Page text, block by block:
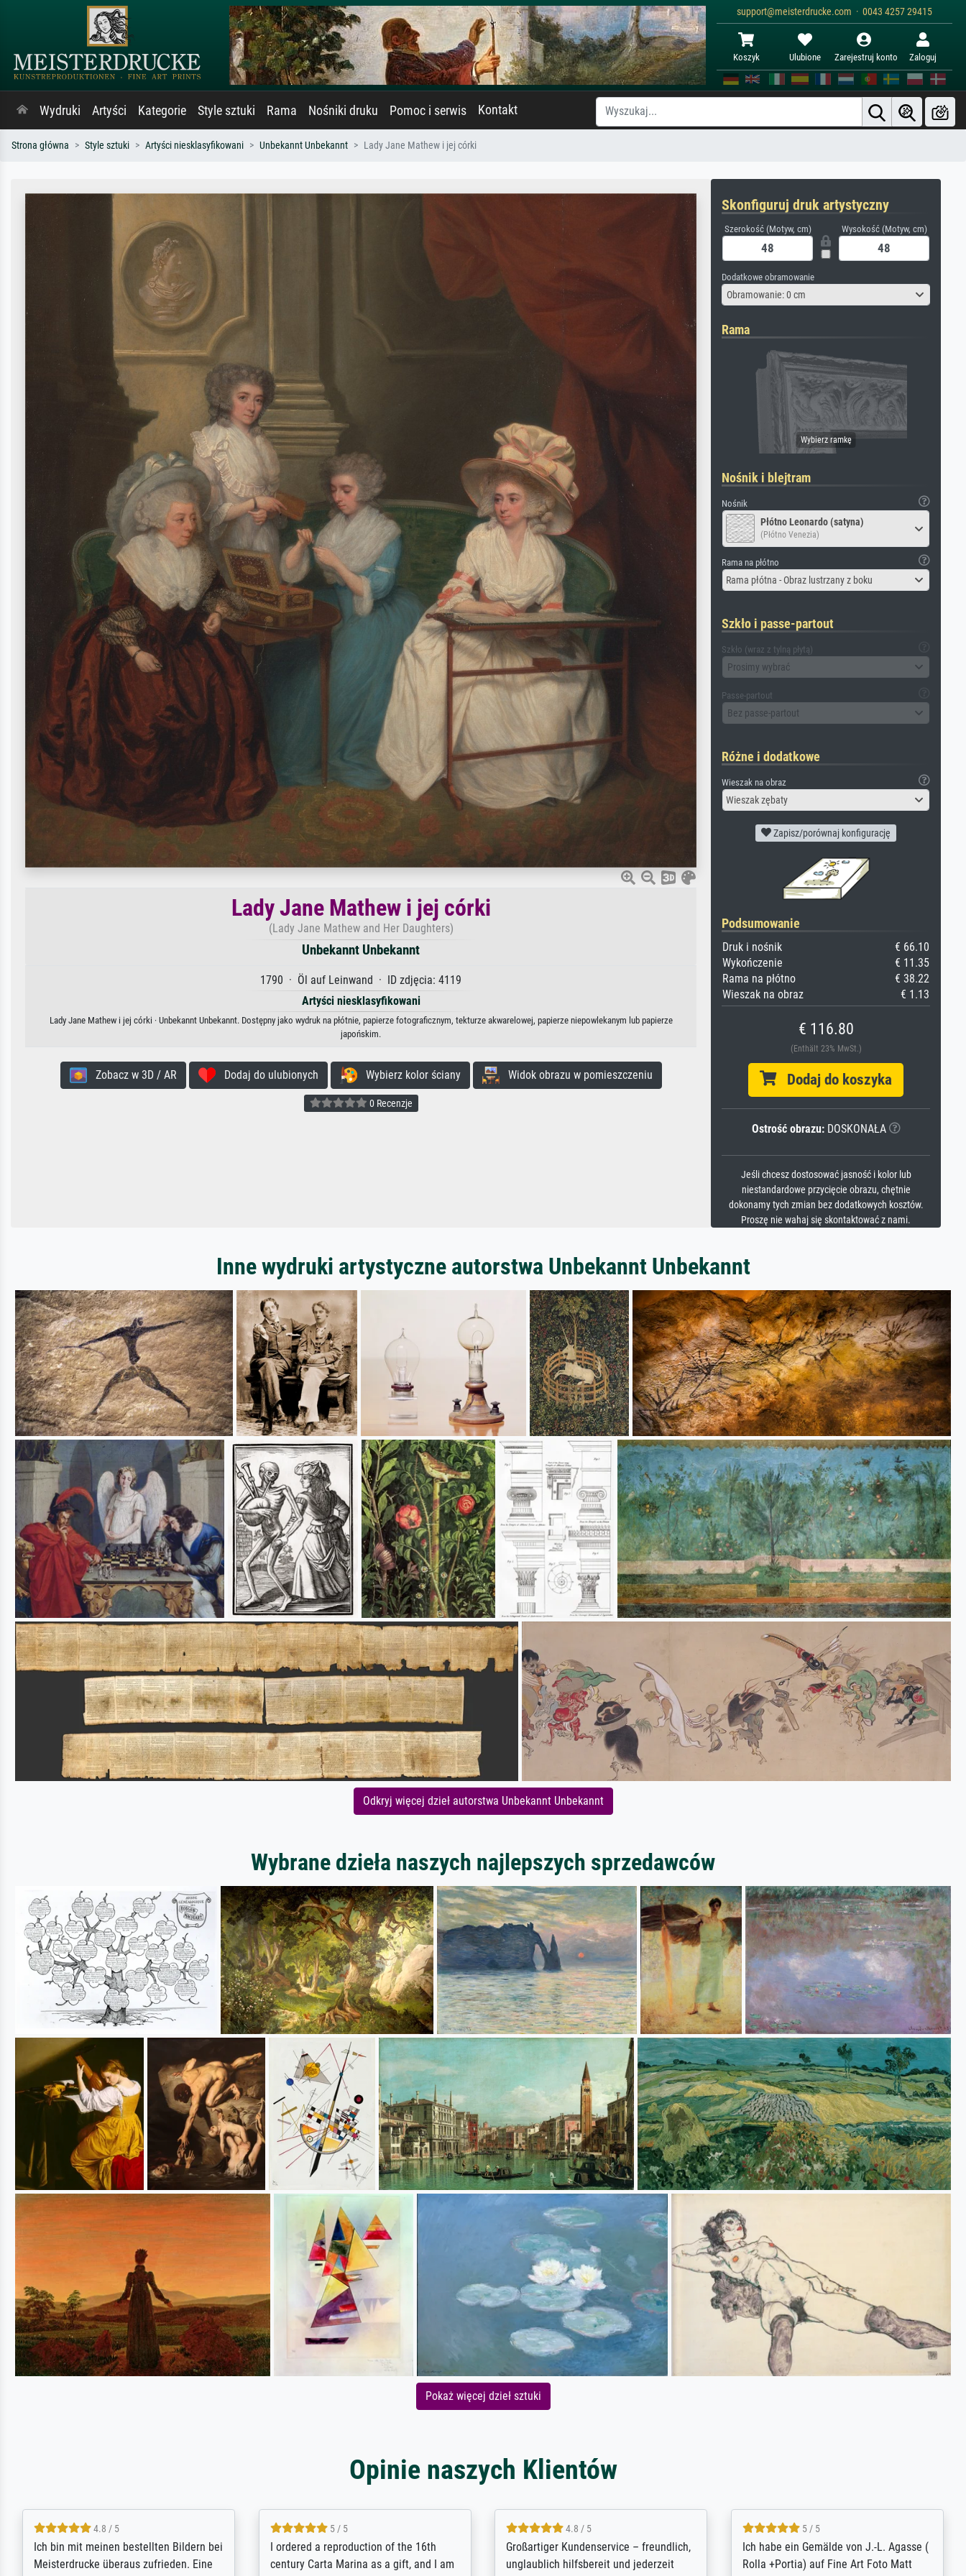
support@meisterdrucke.com · 0043 4257 29415
Koszyk Ulubione Zarejestruj konto Zaloguj
Wydruki Artyści Kategorie Style sztuki Rama Nośniki druku Pomoc i serwis Kontakt
Strona główna Style sztuki Artyści niesklasyfikowani Unbekannt Unbekannt Lady Jane Mathew i jej córki
Lady Jane Mathew i jej córki
(Lady Jane Mathew and Her Daughters)
Unbekannt Unbekannt
1790 · Öl auf Leinwand · ID zdjęcia: 4119
Artyści niesklasyfikowani
Lady Jane Mathew i jej córki · Unbekannt Unbekannt. Dostępny jako wydruk na płótnie, papierze fotograficznym, tekturze akwarelowej, papierze niepowlekanym lub papierze
japońskim.
Zobacz w 3D / AR Dodaj do ulubionych Wybierz kolor ściany Widok obrazu w pomieszczeniu
0 Recenzje
Skonfiguruj druk artystyczny
Szerokość (Motyw, cm) Wysokość (Motyw, cm)
Dodatkowe obramowanie
Obramowanie: 0 cm
Rama
Nośnik i blejtram
Nośnik
Płótno Leonardo (satyna)
(Płótno Venezia)
Rama na płótno
Rama płótna - Obraz lustrzany z boku
Szkło i passe-partout
Szkło (wraz z tylną płytą)
Prosimy wybrać
Passe-partout
Bez passe-partout
Różne i dodatkowe
Wieszak na obraz
Wieszak zębaty
Zapisz/porównaj konfigurację
Podsumowanie
Druk i nośnik
€ 66.10
Wykończenie
€ 11.35
Rama na płótno
€ 38.22
Wieszak na obraz
€ 1.13
€ 116.80
(Enthält 23% MwSt.)
Dodaj do koszyka
Ostrość obrazu:DOSKONAŁA
Jeśli chcesz dostosować jasność i kolor lub
niestandardowe przycięcie obrazu, chętnie
dokonamy tych zmian bez dodatkowych kosztów.
Proszę nie wahaj się skontaktować z nami.
Inne wydruki artystyczne autorstwa Unbekannt Unbekannt
Odkryj więcej dzieł autorstwa Unbekannt Unbekannt
Wybrane dzieła naszych najlepszych sprzedawców
Pokaż więcej dzieł sztuki
Opinie naszych Klientów
5 / 5
Rundum positive Erfahrung. Die
Ausführung des Auftrags hat eine Weile
5 / 5
The team at Meisterdrucke strives to
meet its clients demands, and provides
5 / 5
Outstanding quality and customer
support. - the quality of the printing is
4.8 / 5
Qualité absolument irréprochable.
Extraordinaire diversité des thèmes